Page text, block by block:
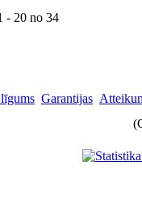
- 20 no 34
Garantijas